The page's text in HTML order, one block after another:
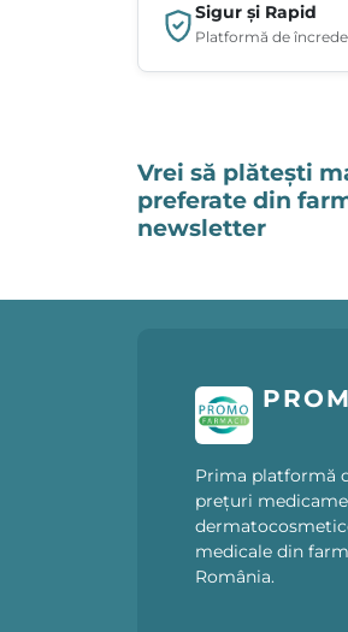
Sigur și Rapid
Platformă de
Vrei să plătești
preferate din
newsletter
Prima platformă
prețuri
medicale din
România.